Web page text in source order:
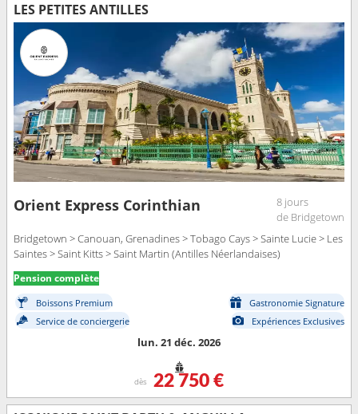
LES PETITES ANTILLES
Orient Express Corinthian
8 jours
de Bridgetown
Bridgetown > Canouan, Grenadines > Tobago Cays > Sainte Lucie > Les
Saintes > Saint Kitts > Saint Martin (Antilles Néerlandaises)
Pension complète
Boissons Premium
Gastronomie Signature
Service de conciergerie
Expériences Exclusives
lun. 21 déc. 2026
dès 22 750 €